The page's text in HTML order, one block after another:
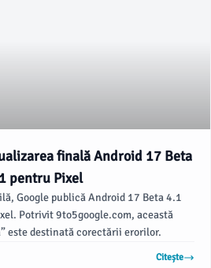
finală Android 17 Beta
pentru Pixel
Google publică Android 17 Beta 4.1
Potrivit 9to5google.com, această
este destinată corectării erorilor.
Citește